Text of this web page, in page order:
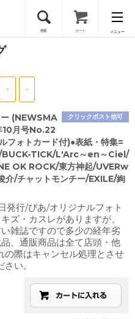
検索 カート メニュー
> »
クリックポスト他可
ー (NEWSMA
月号No.22
フォトカード付)●表紙・特集=
/BUCK-TICK/L'Arc～en～Ciel/
OK ROCK/東方神起/UVERw
/チャットモンチー/EXILE/絢
発行/ぴあ/オリジナルフォト
ズ・カスレがありますが、
雑誌ですので多少の経年劣
、通販商品は全て店頭・他
の際はキャンセル処理とさせ
い。